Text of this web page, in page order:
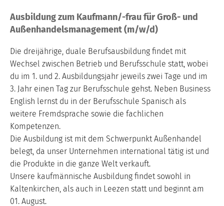
Ausbildung zum Kaufmann/-frau für Groß- und
Außenhandelsmanagement (m/w/d)
Die dreijährige, duale Berufsausbildung findet mit
Wechsel zwischen Betrieb und Berufsschule statt, wobei
du im 1. und 2. Ausbildungsjahr jeweils zwei Tage und im
3. Jahr einen Tag zur Berufsschule gehst. Neben Business
English lernst du in der Berufsschule Spanisch als
weitere Fremdsprache sowie die fachlichen
Kompetenzen.
Die Ausbildung ist mit dem Schwerpunkt Außenhandel
belegt, da unser Unternehmen international tätig ist und
die Produkte in die ganze Welt verkauft.
Unsere kaufmännische Ausbildung findet sowohl in
Kaltenkirchen, als auch in Leezen statt und beginnt am
01. August.